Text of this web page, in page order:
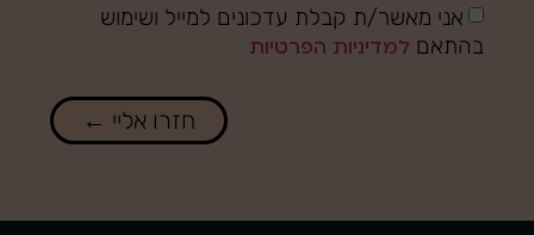
אני מאשר/ת קבלת עדכונים למייל ושימוש
בהתאם למדיניות הפרטיות
חזרו אליי ←